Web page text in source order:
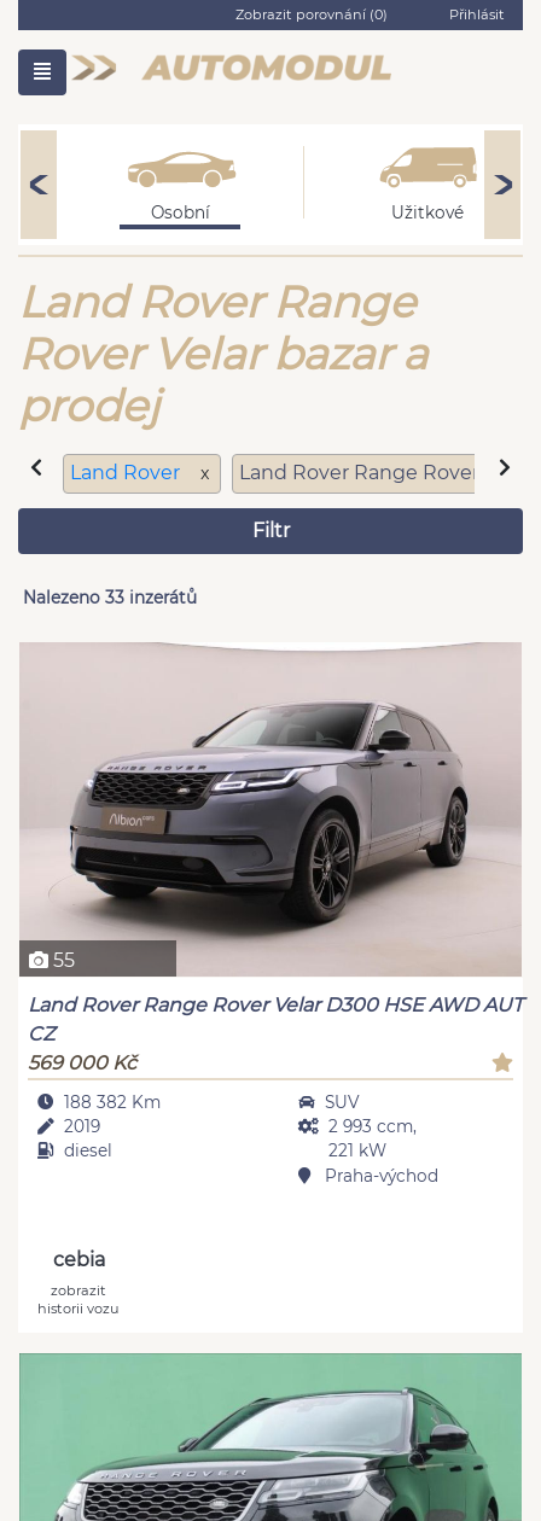
Zobrazit porovnání (0) Přihlásit
Osobní Užitkové
Land Rover Range
Rover Velar bazar a
prodej
Land Rover x Land Rover Range Rover Velar
Filtr
Nalezeno 33 inzerátů
55
Land Rover Range Rover Velar D300 HSE AWD AUT
CZ
569 000 Kč
188 382 Km
2019
diesel
SUV
2 993 ccm,
221 kW
Praha-východ
cebia
zobrazit
historii vozu